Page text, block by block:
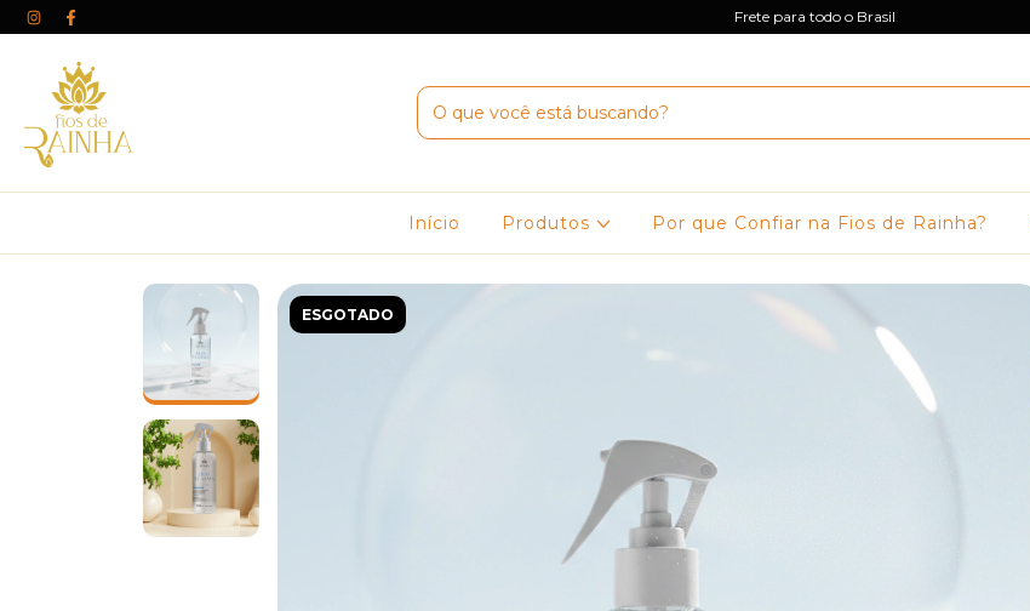
Frete para todo o Brasil
Início Produtos Por que Confiar na Fios de Rainha?
ESGOTADO